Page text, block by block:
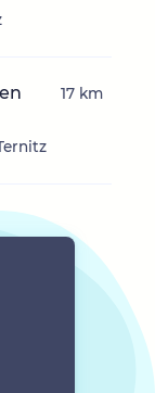
17 km